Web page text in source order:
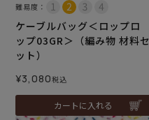
難易度：
ケーブルバッグ＜ロップロ
ップ03GR＞（編み物 材料セ
ット）
¥3,080税込
カートに入れる